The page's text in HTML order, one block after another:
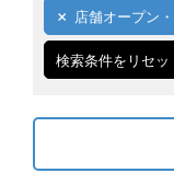
店舗オープン
検索条件をリセッ